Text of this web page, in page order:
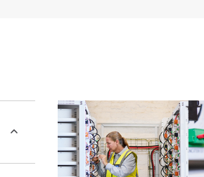
ressources HPE qui favoriseront
performances de la périphérie au cloud.